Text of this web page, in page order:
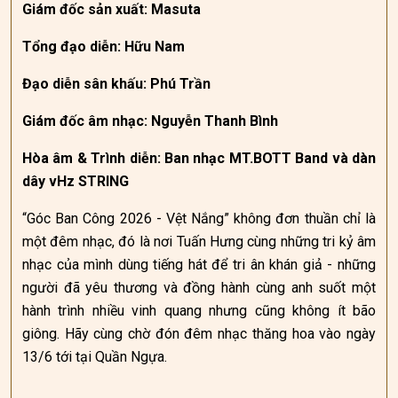
Giám đốc sản xuất: Masuta
Tổng đạo diễn: Hữu Nam
Đạo diễn sân khấu: Phú Trần
Giám đốc âm nhạc: Nguyễn Thanh Bình
Hòa âm & Trình diễn: Ban nhạc MT.BOTT Band và dàn
dây vHz STRING
“Góc Ban Công 2026 - Vệt Nắng” không đơn thuần chỉ là
một đêm nhạc, đó là nơi Tuấn Hưng cùng những tri kỷ âm
nhạc của mình dùng tiếng hát để tri ân khán giả - những
người đã yêu thương và đồng hành cùng anh suốt một
hành trình nhiều vinh quang nhưng cũng không ít bão
giông. Hãy cùng chờ đón đêm nhạc thăng hoa vào ngày
13/6 tới tại Quần Ngựa.